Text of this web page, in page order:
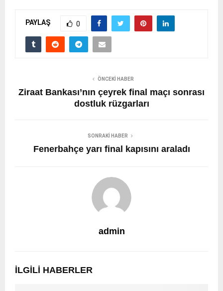
PAYLAŞ 0
ÖNCEKI HABER
Ziraat Bankası’nın çeyrek final maçı sonrası
dostluk rüzgarları
SONRAKI HABER
Fenerbahçe yarı final kapısını araladı
admin
İLGILI HABERLER